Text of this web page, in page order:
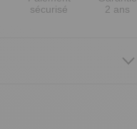
sécurisé
2 ans